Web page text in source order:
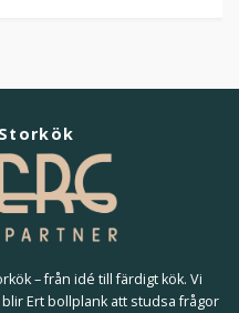
Storkök
– från idé till färdigt kök. Vi
Ert bollplank att studsa frågor